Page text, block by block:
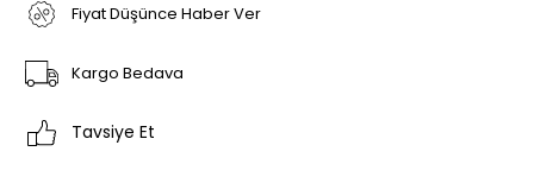
Fiyat Düşünce Haber Ver
Kargo Bedava
Tavsiye Et